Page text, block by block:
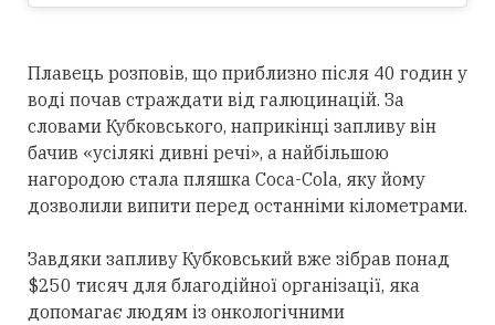
Плавець розповів, що приблизно після 40 годин у
воді почав страждати від галюцинацій. За
словами Кубковського, наприкінці запливу він
бачив «усілякі дивні речі», а найбільшою
нагородою стала пляшка Coca-Cola, яку йому
дозволили випити перед останніми кілометрами.
Завдяки запливу Кубковський вже зібрав понад
$250 тисяч для благодійної організації, яка
допомагає людям із онкологічними